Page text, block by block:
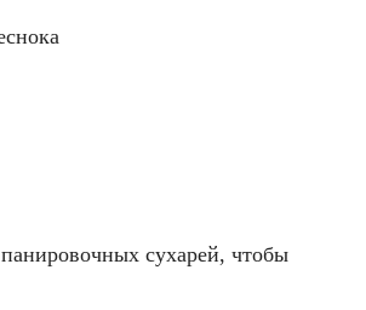
сухарей, чтобы